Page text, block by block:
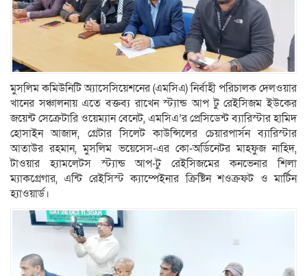
মুসলিম কমিউনিটি অ্যাসেসিয়েশনের (এমসিএ) নির্বাহী পরিচালক দেলওয়ার
খানের সঞ্চালনায় এতে বক্তব্য রাখেন স্ট্যান্ড আপ টু রেইসিজম ইউকের
জয়েন্ট সেক্রেটারি ওয়েম্যান বেনেট, এমসিএ’র প্রেসিডেন্ট ব্যারিস্টার হামিদ
হোসাইন আজাদ, গ্রেটার সিলেট কাউন্সিলের চেয়ারপার্সন ব্যারিস্টার
আতাউর রহমান, মুসলিম ভয়েসেস-এর কো-অর্ডিনেটর মাহফুজ নাহিদ,
টাওয়ার হ্যামলেটস স্ট্যান্ড আপ-টু রেইসিজমের কনভেনার শিলা
ম্যাকগ্রেগার, এন্টি রেইসিস্ট ক্যাম্পেইনার ক্রিষ্টিন শওক্রফট ও মার্টিন
হ্যাওয়ার্ড।